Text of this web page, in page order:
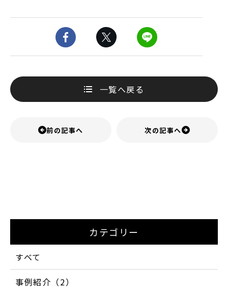
前の記事へ
一覧へ戻る
次の記事へ
カテゴリー
すべて
事例紹介（2）